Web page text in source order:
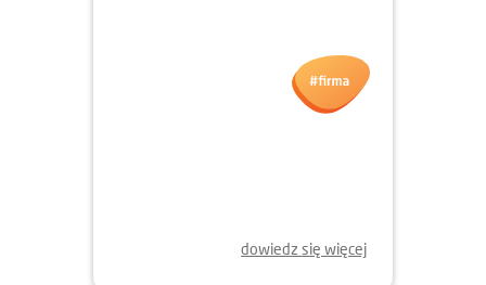
dowiedz się więcej